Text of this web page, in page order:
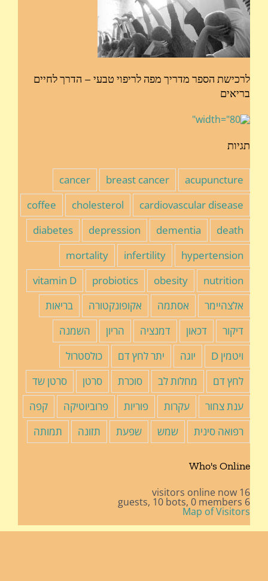
לרכישת הספר מדריך מפה לריפוי טבעי – הדרך לחיים
בריאים
תגיות
acupuncture
breast cancer
cancer
cardiovascular disease
cholesterol
coffee
death
dementia
depression
diabetes
hypertension
infertility
mortality
nutrition
obesity
probiotics
vitamin D
אלצהיימר
אסתמה אקופונקטורה
בריאות
דיקור
דכאון דמנציה הריון
השמנה
ויטמין D
יוגה יתר לחץ דם
כולסטרול
לחץ דם
מחלות לב סוכרת סרטן
סרטן שד
ענת צחור
עקרות פוריות פרוביוטיקה
קפה
רפואה סינית
שמש שפעת תזונה תמותה
Who's Online
16 visitors online now
6 guests,
10 bots, 0 members
Map of Visitors